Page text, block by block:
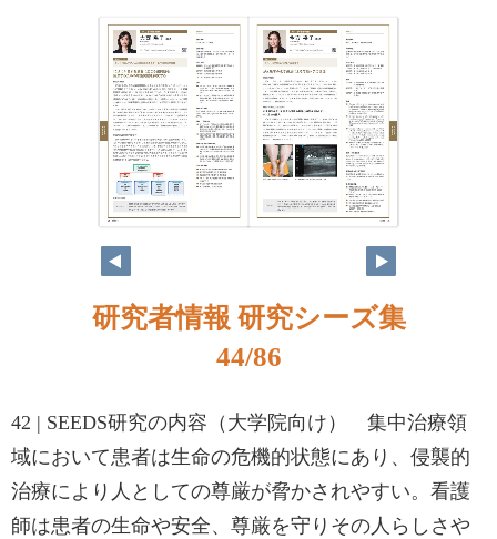
研究者情報 研究シーズ集
44/86
42 | SEEDS研究の内容（大学院向け） 集中治療領
域において患者は生命の危機的状態にあり、侵襲的
治療により人としての尊厳が脅かされやすい。看護
師は患者の生命や安全、尊厳を守りその人らしさや